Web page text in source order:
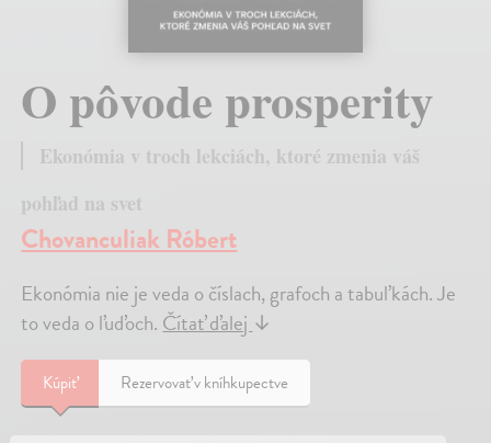
O pôvode prosperity
Ekonómia v troch lekciách, ktoré zmenia váš
pohľad na svet
Chovanculiak Róbert
Ekonómia nie je veda o číslach, grafoch a tabuľkách. Je
to veda o ľuďoch. Čítať ďalej ↓
Kúpiť Rezervovať v kníhkupectve